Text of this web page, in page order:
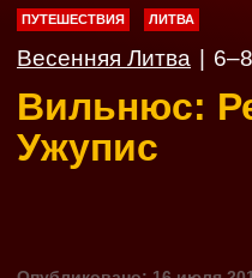
ПУТЕШЕСТВИЯ ЛИТВА
Весенняя Литва
Вильнюс:
Ужупис